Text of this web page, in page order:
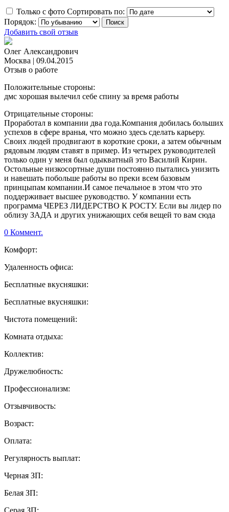
Только с фото Сортировать по:
Порядок:
Добавить свой отзыв
Олег Александрович
Москва | 09.04.2015
Отзыв о работе
Положительные стороны:
дмс хорошая вылечил себе спину за время работы
Отрицательные стороны:
Проработал в компании два года.Компания добилась больших
успехов в сфере вранья, что можно здесь сделать карьеру.
Своих людей продвигают в короткие сроки, а затем обычным
рядовым людям ставят в пример. Из четырех руководителей
только один у меня был одыкватный это Василий Кирин.
Остольные низкосортные души постоянно пытались унизить
и навешать побольше работы во преки всем базовым
принцыпам компании.И самое печальное в этом что это
поддерживает высшее руководство. У компании есть
программа ЧЕРЕЗ ЛИДЕРСТВО К РОСТУ. Если вы лидер по
облизу ЗАДА и других унижающих себя вещей то вам сюда
0 Коммент.
Комфорт:
Удаленность офиса:
Бесплатные вкусняшки:
Бесплатные вкусняшки:
Чистота помещений:
Комната отдыха:
Коллектив:
Дружелюбность:
Профессионализм:
Отзывчивость:
Возраст:
Оплата:
Регулярность выплат:
Черная ЗП:
Белая ЗП: